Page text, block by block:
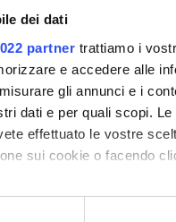
dei dati
partner trattiamo i
e accedere alle
gli annunci e i
dati e per quali scopi.
effettuato le vostre
sui cookie o facendo
vorremmo anche: